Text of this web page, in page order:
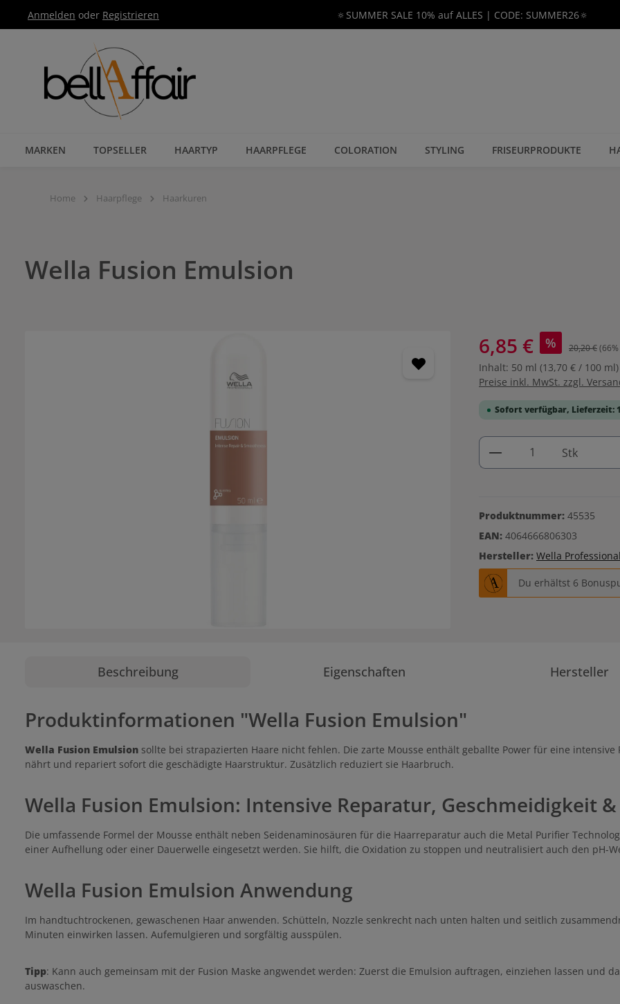
Hauptnavigation springen
Anmelden oder Registrieren 🔅SUMMER SALE 10% auf ALLES | CODE: SUMMER26🔅
MARKEN TOPSELLER HAARTYP HAARPFLEGE COLORATION STYLING FRISEURPRODUKTE
Home Haarpflege Haarkuren
Wella Fusion Emulsion
6,85 € % 20,20 €
Inhalt: 50 ml (13,70 € / 100 ml)
Preise inkl. MwSt. zzgl.
Sofort verfügbar, Lieferzeit:
Produkt Anzahl:
Stk
Produktnummer: 45535
EAN: 4064666806303
Hersteller: Wella
Du erhältst 6
Beschreibung Eigenschaften Hersteller
Produktinformationen "Wella Fusion Emulsion"
Wella Fusion Emulsion sollte bei strapazierten Haare nicht fehlen. Die zarte Mousse enthält geballte Power für eine
nährt und repariert sofort die geschädigte Haarstruktur. Zusätzlich reduziert sie Haarbruch.
Wella Fusion Emulsion: Intensive Reparatur, Geschmeidigkeit &
Die umfassende Formel der Mousse enthält neben Seidenaminosäuren für die Haarreparatur auch die Metal Purifier
einer Aufhellung oder einer Dauerwelle eingesetzt werden. Sie hilft, die Oxidation zu stoppen und neutralisiert auch den pH-
Wella Fusion Emulsion Anwendung
Im handtuchtrockenen, gewaschenen Haar anwenden. Schütteln, Nozzle senkrecht nach unten halten und seitlich
Minuten einwirken lassen. Aufemulgieren und sorgfältig ausspülen.
Tipp: Kann auch gemeinsam mit der Fusion Maske angwendet werden: Zuerst die Emulsion auftragen, einziehen lassen und
auswaschen.